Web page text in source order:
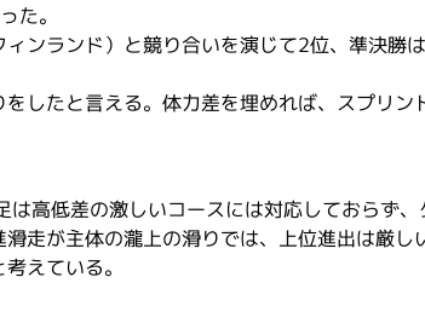
た。
ンランド）と競り合いを演じて2位、準決勝
したと言える。体力差を埋めれば、スプリン
高低差の激しいコースには対応しておらず、
走が主体の瀧上の滑りでは、上位進出は厳し
えている。